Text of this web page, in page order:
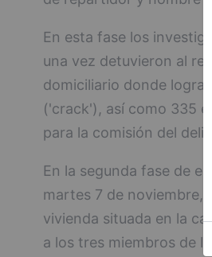
En esta fase los
una vez detuvieron al
domiciliario donde
('crack'), así como 335
para la comisión del
En la segunda fase de
martes 7 de noviembre,
vivienda situada en la
a los tres miembros de